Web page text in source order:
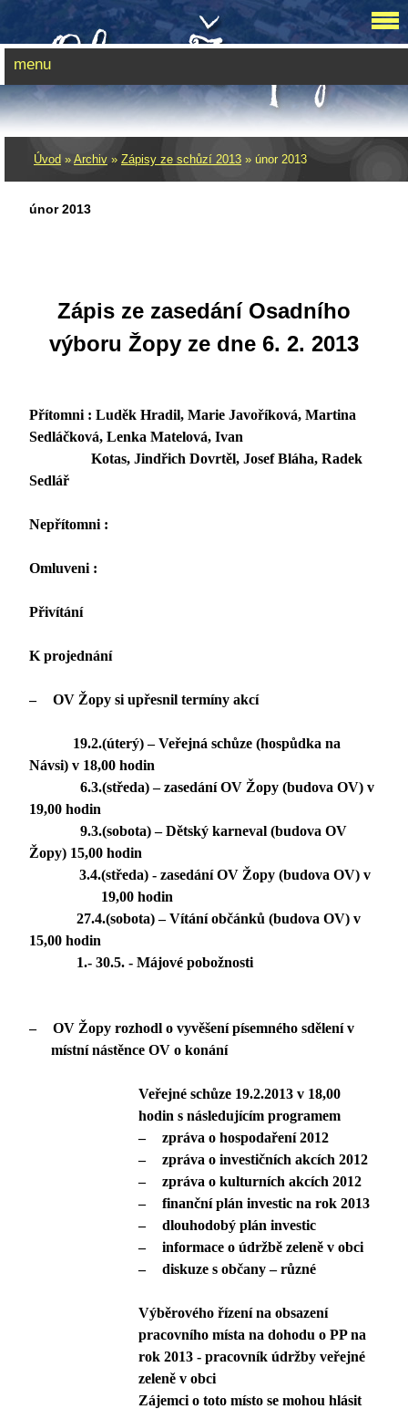
Úvod » Archiv » Zápisy ze schůzí 2013 » únor 2013
únor 2013
Zápis ze zasedání Osadního
výboru Žopy ze dne 6. 2. 2013
Přítomni : Luděk Hradil, Marie Javoříková, Martina
Sedláčková, Lenka Matelová, Ivan
Kotas, Jindřich Dovrtěl, Josef Bláha, Radek
Sedlář
Nepřítomni :
Omluveni :
Přivítání
K projednání
– OV Žopy si upřesnil termíny akcí
19.2.(úterý) – Veřejná schůze (hospůdka na
Návsi) v 18,00 hodin
6.3.(středa) – zasedání OV Žopy (budova OV) v
19,00 hodin
9.3.(sobota) – Dětský karneval (budova OV
Žopy) 15,00 hodin
3.4.(středa) - zasedání OV Žopy (budova OV) v
19,00 hodin
27.4.(sobota) – Vítání občánků (budova OV) v
15,00 hodin
1.- 30.5. - Májové pobožnosti
–
OV Žopy rozhodl o vyvěšení písemného sdělení v
místní nástěnce OV o konání
Veřejné schůze 19.2.2013 v 18,00
hodin s následujícím programem
–
zpráva o hospodaření 2012
–
zpráva o investičních akcích 2012
–
zpráva o kulturních akcích 2012
–
finanční plán investic na rok 2013
–
dlouhodobý plán investic
–
informace o údržbě zeleně v obci
–
diskuze s občany – různé
Výběrového řízení na obsazení
pracovního místa na dohodu o PP na
rok 2013 - pracovník údržby veřejné
zeleně v obci
Zájemci o toto místo se mohou hlásit
menu